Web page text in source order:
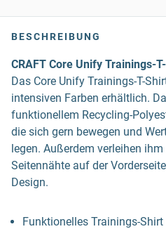
BESCHREIBUNG
CRAFT Core Unify Trainings-
Das Core Unify Trainings-T-
intensiven Farben erhältlich.
funktionellem Recycling-
die sich gern bewegen und
legen. Außerdem verleihen
Seitennähte auf der
Design.
Funktionelles Trainings-